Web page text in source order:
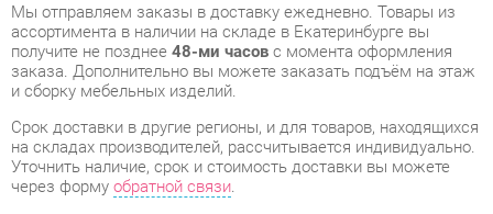
Срок доставки в другие регионы, и для товаров, находящихся
на складах производителей, рассчитывается индивидуально.
Уточнить наличие, срок и стоимость доставки вы можете
через формуобратной связи.
течение 7-ми дней после получения заказа вы можете
изменить выборили принять решение об отказе от покупки.
Несмотря на качественную упаковку, пуфы могут быть